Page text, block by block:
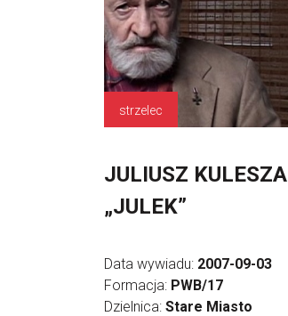
strzelec
JULIUSZ KULESZA
„JULEK”
Data wywiadu: 2007-09-03
Formacja: PWB/17
Dzielnica: Stare Miasto